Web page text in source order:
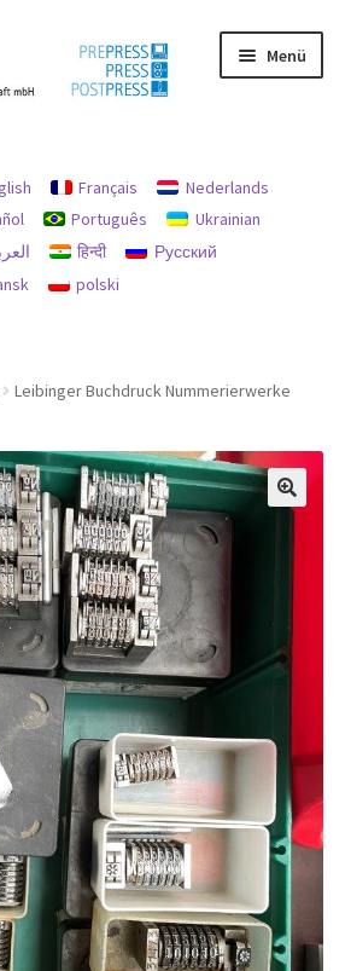
Menü
Français
Nederlands
Português
Ukrainian
हिन्दी
Русский
polski
Leibinger Buchdruck Nummerierwerke